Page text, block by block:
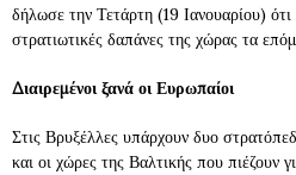
δήλωσε την Τετάρτη (19 Ιανουαρίου)
στρατιωτικές δαπάνες της χώρας τα
Διαιρεμένοι ξανά οι Ευρωπαίοι
Στις Βρυξέλλες υπάρχουν δυο
και οι χώρες της Βαλτικής που